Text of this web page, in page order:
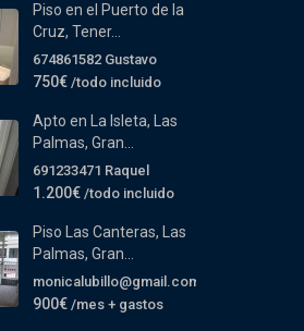
Piso en el Puerto de la
Cruz, Tener...
674861582 Gustavo
750€ /todo incluido
Apto en La Isleta, Las
Palmas, Gran...
691233471 Raquel
1.200€ /todo incluido
Piso Las Canteras, Las
Palmas, Gran...
monicalubillo@gmail.com
900€ /mes + gastos